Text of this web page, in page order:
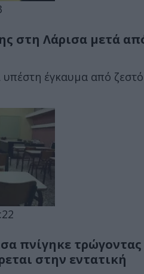
στη Λάρισα μετά
έγκαυμα από
πνίγηκε
στην εντατική